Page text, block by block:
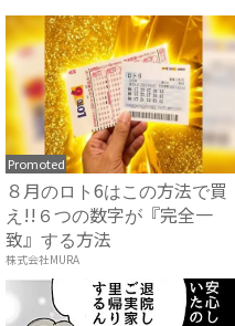
Promoted
８月のロト6はこの方法で買
え!!６つの数字が『完全一
致』する方法
株式会社MURA